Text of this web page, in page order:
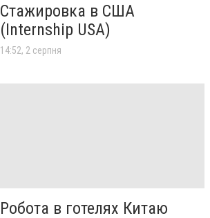
Стажировка в США
(Internship USA)
14:52, 2 серпня
Робота в готелях Китаю